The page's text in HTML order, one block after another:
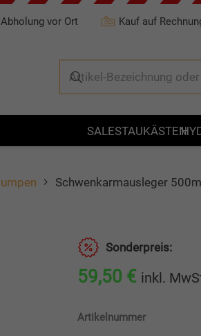
Abholung vor Ort Kauf auf
SALESTAUKÄSTEN
Schwenkarmausleger
Sonderpreis:
59,50 € inkl.
Artikelnummer